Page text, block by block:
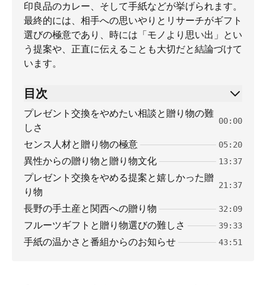
印良品のカレー、そして手紙などが挙げられます。
最終的には、相手への思いやりとリサーチがギフト
選びの極意であり、時には「モノより思い出」とい
う提案や、正直に伝えることも大切だと結論づけて
います。
目次
プレゼント交換をやめたい相談と贈り物の難
しさ
00:00
センス人材と贈り物の極意 05:20
異性からの贈り物と贈り物文化 13:37
プレゼント交換をやめる提案と嬉しかった贈
り物
21:37
長野の手土産と関西への贈り物 32:09
フルーツギフトと贈り物選びの難しさ 39:33
手紙の温かさと番組からのお知らせ 43:51